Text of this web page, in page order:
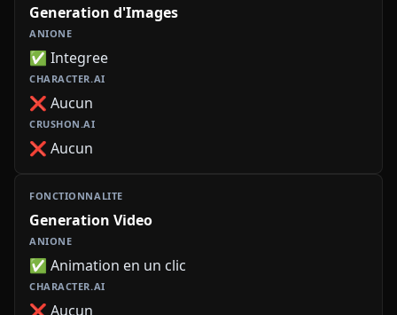
Generation d'Images
✅ Integree
❌ Aucun
❌ Aucun
Generation Video
✅ Animation en un clic
❌ Aucun